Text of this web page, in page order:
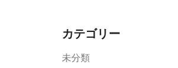
カテゴリー
未分類